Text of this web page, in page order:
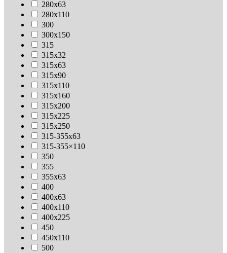
280х63
280х110
300
300х150
315
315х32
315х63
315х90
315х110
315х160
315х200
315х225
315х250
315-355х63
315-355×110
350
355
355х63
400
400х63
400х110
400х225
450
450х110
500